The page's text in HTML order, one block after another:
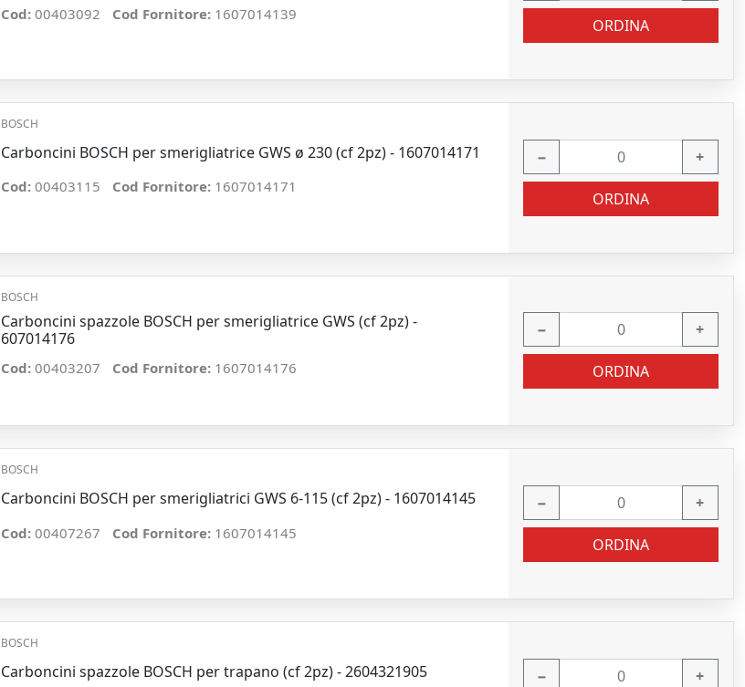
Cod: 00403092 Cod Fornitore: 1607014139
ORDINA
BOSCH
Carboncini BOSCH per smerigliatrice GWS ø 230 (cf 2pz) - 1607014171
Cod: 00403115 Cod Fornitore: 1607014171
− +
ORDINA
BOSCH
Carboncini spazzole BOSCH per smerigliatrice GWS (cf 2pz) -
607014176
Cod: 00403207 Cod Fornitore: 1607014176
− +
ORDINA
BOSCH
Carboncini BOSCH per smerigliatrici GWS 6-115 (cf 2pz) - 1607014145
Cod: 00407267 Cod Fornitore: 1607014145
− +
ORDINA
BOSCH
Carboncini spazzole BOSCH per trapano (cf 2pz) - 2604321905 − +